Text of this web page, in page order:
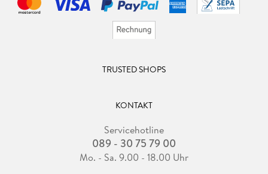
TRUSTED SHOPS
KONTAKT
Servicehotline
089 - 30 75 79 00
Mo. - Sa. 9.00 - 18.00 Uhr